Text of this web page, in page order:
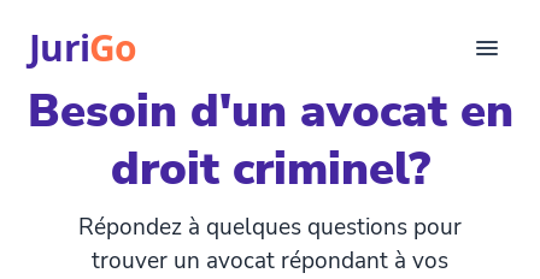
JuriGo
Consultation
Articles juridiques
Pour avocats
Besoin d'un avocat en
droit criminel?
Répondez à quelques questions pour
trouver un avocat répondant à vos